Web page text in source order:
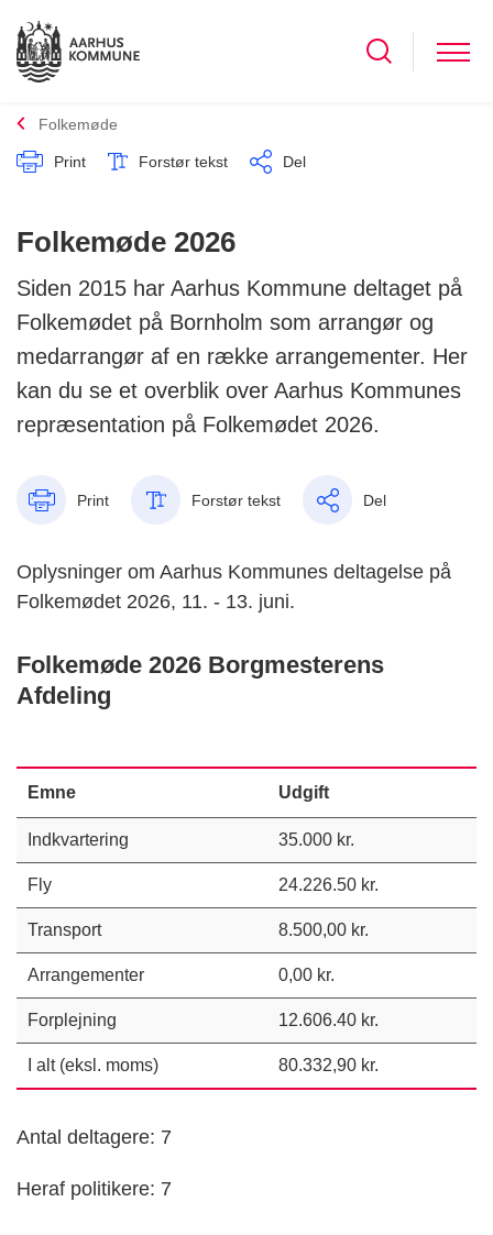
Folkemøde
Print Forstør tekst Del
Folkemøde 2026
Siden 2015 har Aarhus Kommune deltaget på
Folkemødet på Bornholm som arrangør og
medarrangør af en række arrangementer. Her
kan du se et overblik over Aarhus Kommunes
repræsentation på Folkemødet 2026.
Print Forstør tekst Del
Oplysninger om Aarhus Kommunes deltagelse på
Folkemødet 2026, 11. - 13. juni.
Folkemøde 2026 Borgmesterens
Afdeling
Emne Udgift
Indkvartering 35.000 kr.
Fly 24.226.50 kr.
Transport 8.500,00 kr.
Arrangementer 0,00 kr.
Forplejning 12.606.40 kr.
I alt (eksl. moms) 80.332,90 kr.
Antal deltagere: 7
Heraf politikere: 7